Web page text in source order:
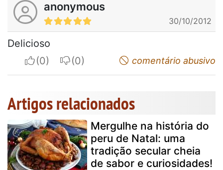
anonymous
30/10/2012
Delicioso
I apreciateI do not appreciatecomentário abusivo
Artigos relacionados
Mergulhe na história do
peru de Natal: uma
tradição secular cheia
de sabor e curiosidades!